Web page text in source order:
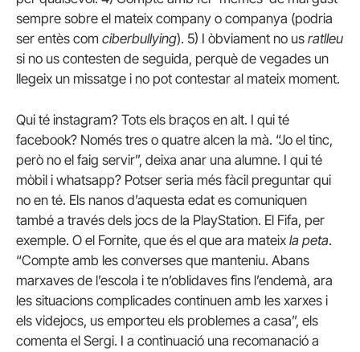
sempre sobre el mateix company o companya (podria
ser entès com ciberbullying). 5) I òbviament no us ratlleu
si no us contesten de seguida, perquè de vegades un
llegeix un missatge i no pot contestar al mateix moment.
Qui té instagram? Tots els braços en alt. I qui té
facebook? Només tres o quatre alcen la mà. “Jo el tinc,
però no el faig servir”, deixa anar una alumne. I qui té
mòbil i whatsapp? Potser seria més fàcil preguntar qui
no en té. Els nanos d’aquesta edat es comuniquen
també a través dels jocs de la PlayStation. El Fifa, per
exemple. O el Fornite, que és el que ara mateix la peta.
“Compte amb les converses que manteniu. Abans
marxaves de l’escola i te n’oblidaves fins l’endemà, ara
les situacions complicades continuen amb les xarxes i
els videjocs, us emporteu els problemes a casa”, els
comenta el Sergi. I a continuació una recomanació a